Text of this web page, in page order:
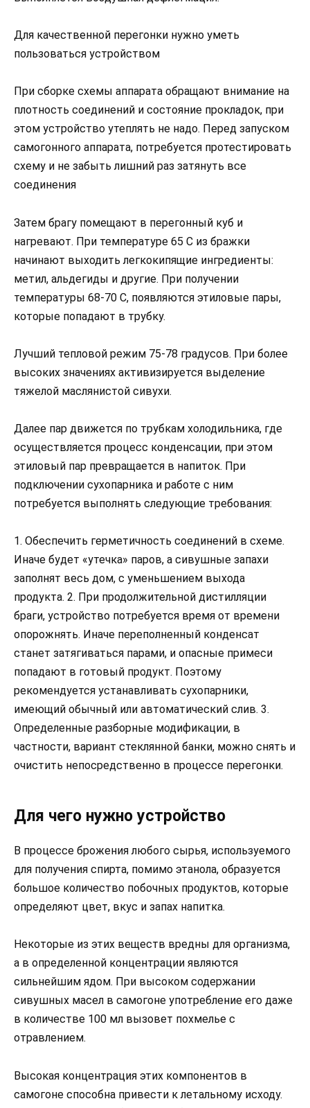
Для качественной перегонки нужно уметь
пользоваться устройством
При сборке схемы аппарата обращают внимание на
плотность соединений и состояние прокладок, при
этом устройство утеплять не надо. Перед запуском
самогонного аппарата, потребуется протестировать
схему и не забыть лишний раз затянуть все
соединения
Затем брагу помещают в перегонный куб и
нагревают. При температуре 65 С из бражки
начинают выходить легкокипящие ингредиенты:
метил, альдегиды и другие. При получении
температуры 68-70 С, появляются этиловые пары,
которые попадают в трубку.
Лучший тепловой режим 75-78 градусов. При более
высоких значениях активизируется выделение
тяжелой маслянистой сивухи.
Далее пар движется по трубкам холодильника, где
осуществляется процесс конденсации, при этом
этиловый пар превращается в напиток. При
подключении сухопарника и работе с ним
потребуется выполнять следующие требования:
1. Обеспечить герметичность соединений в схеме.
Иначе будет «утечка» паров, а сивушные запахи
заполнят весь дом, с уменьшением выхода
продукта. 2. При продолжительной дистилляции
браги, устройство потребуется время от времени
опорожнять. Иначе переполненный конденсат
станет затягиваться парами, и опасные примеси
попадают в готовый продукт. Поэтому
рекомендуется устанавливать сухопарники,
имеющий обычный или автоматический слив. 3.
Определенные разборные модификации, в
частности, вариант стеклянной банки, можно снять и
очистить непосредственно в процессе перегонки.
Для чего нужно устройство
В процессе брожения любого сырья, используемого
для получения спирта, помимо этанола, образуется
большое количество побочных продуктов, которые
определяют цвет, вкус и запах напитка.
Некоторые из этих веществ вредны для организма,
а в определенной концентрации являются
сильнейшим ядом. При высоком содержании
сивушных масел в самогоне употребление его даже
в количестве 100 мл вызовет похмелье с
отравлением.
Высокая концентрация этих компонентов в
самогоне способна привести к летальному исходу.